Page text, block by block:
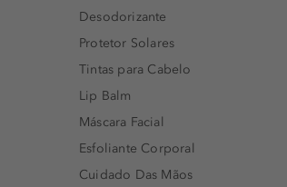
Desodorizante
Protetor Solares
Tintas para Cabelo
Lip Balm
Máscara Facial
Esfoliante Corporal
Cuidado Das Mãos